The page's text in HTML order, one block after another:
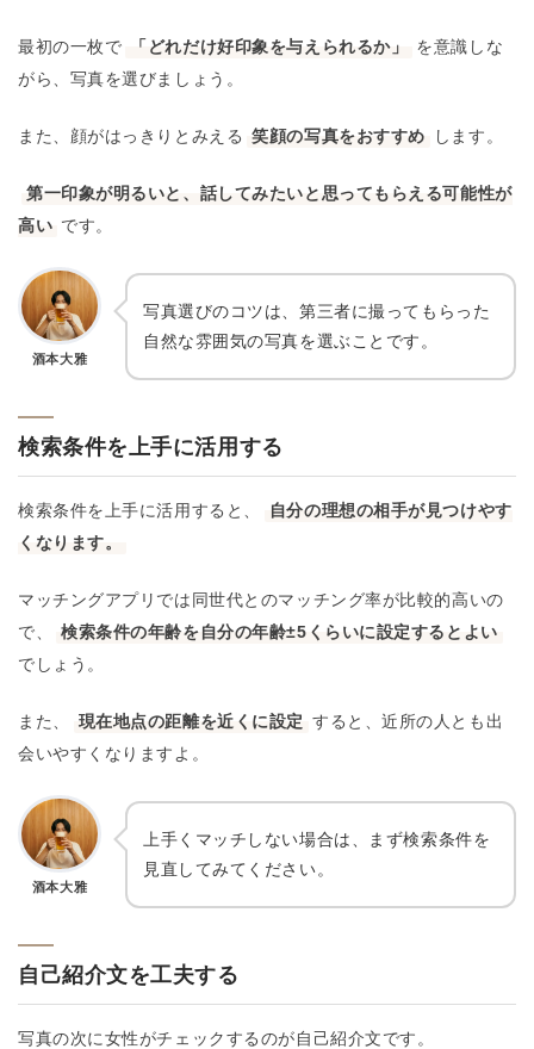
最初の一枚で 「どれだけ好印象を与えられるか」
を意識しな
がら、写真を選びましょう。
また、顔がはっきりとみえる 笑顔の写真をおすすめ します。
第一印象が明るいと、話してみたいと思ってもらえる可能性が
高い です。
酒本大雅
写真選びのコツは、第三者に撮ってもらった
自然な雰囲気の写真を選ぶことです。
検索条件を上手に活用する
検索条件を上手に活用すると、
自分の理想の相手が見つけやす
くなります。
マッチングアプリでは同世代とのマッチング率が比較的高いの
で、
検索条件の年齢を自分の年齢±5くらいに設定するとよい
でしょう。
また、 現在地点の距離を近くに設定 すると、近所の人とも出
会いやすくなりますよ。
酒本大雅
上手くマッチしない場合は、まず検索条件を
見直してみてください。
自己紹介文を工夫する
写真の次に女性がチェックするのが自己紹介文です。